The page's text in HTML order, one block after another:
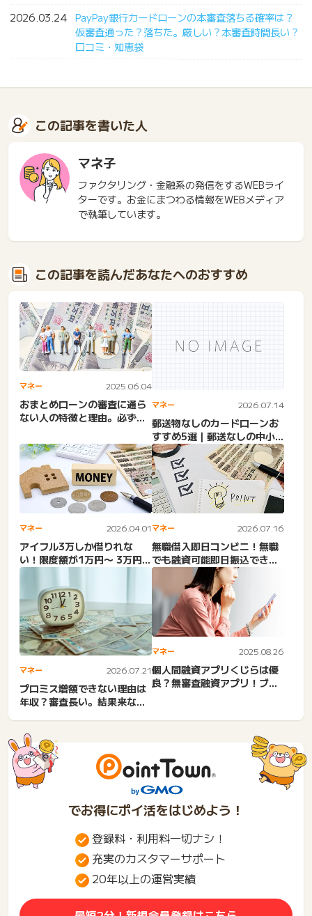
2026.03.24 PayPay銀行カードローンの本審査落ちる確率は？
仮審査通った？落ちた。厳しい？本審査時間長い？
口コミ・知恵袋
この記事を書いた人
マネ子
ファクタリング・金融系の発信をするWEBライ
ターです。お金にまつわる情報をWEBメディア
で執筆しています。
この記事を読んだあなたへのおすすめ
マネー 2025.06.04
おまとめローンの審査に通ら
ない人の特徴と理由。必ず借
ゆ...
マネー 2026.07.14
郵送物なしのカードローンお
すすめ5選｜郵送なしの中小
消費者金融はある？アイフ
ル...
マネー 2026.04.01
アイフル3万しか借りれな
い！限度額が1万円〜 3万円。
初回限度額・減額された・...
マネー 2026.07.16
無職借入即日コンビニ！無職
でも融資可能即日振込できる
金融・カードローン・キャ
ッ...
マネー 2026.07.21
プロミス増額できない理由は
年収？審査長い。結果来ない
マネー 2025.08.26
個人間融資アプリくじらは優
良？無審査融資アプリ！ブラ
でお得にポイ活をはじめよう！
登録料・利用料一切ナシ！
充実のカスタマーサポート
20年以上の運営実績